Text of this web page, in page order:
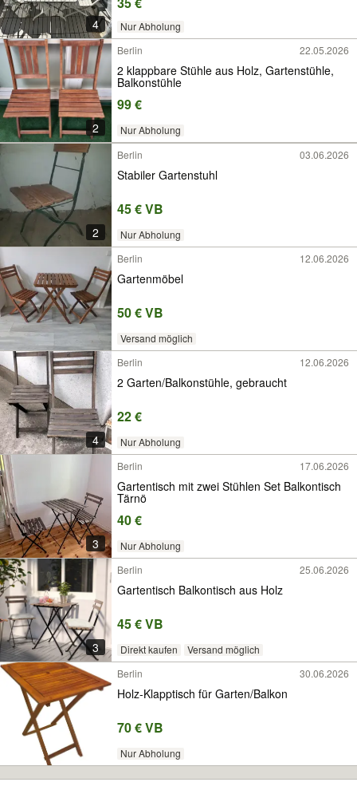
4 Nur Abholung
2
Berlin 22.05.2026
2 klappbare Stühle aus Holz, Gartenstühle,
Balkonstühle
99 €
Nur Abholung
2
Berlin 03.06.2026
Stabiler Gartenstuhl
45 € VB
Nur Abholung
Berlin
12.06.2026
Gartenmöbel
50 € VB
Versand möglich
4
Berlin 12.06.2026
2 Garten/Balkonstühle, gebraucht
22 €
Nur Abholung
3
Berlin 17.06.2026
Gartentisch mit zwei Stühlen Set Balkontisch
Tärnö
40 €
Nur Abholung
3
Berlin 25.06.2026
Gartentisch Balkontisch aus Holz
45 € VB
Direkt kaufen
Versand möglich
Berlin
30.06.2026
Holz-Klapptisch für Garten/Balkon
70 € VB
Nur Abholung